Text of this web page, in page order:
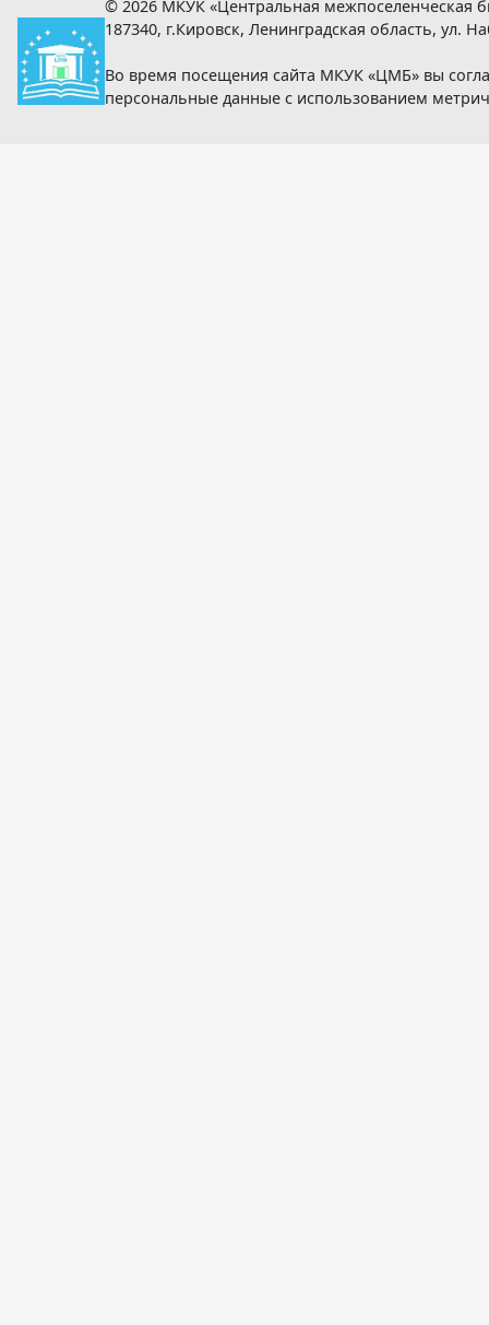
© 2026 МКУК «Центральная межпоселенческая
187340, г.Кировск, Ленинградская область, ул.
Во время посещения сайта МКУК «ЦМБ» вы
персональные данные с использованием